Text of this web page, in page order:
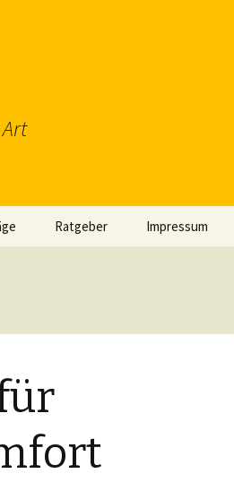
Ratgeber Impressum